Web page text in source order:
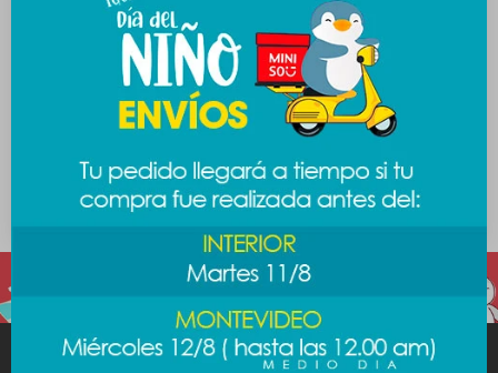
Marcadores con glitter Toy
Marcadores con valija Toy
Story
$ 389
MINISO